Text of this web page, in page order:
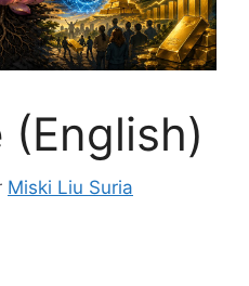
Miski Liu Suria